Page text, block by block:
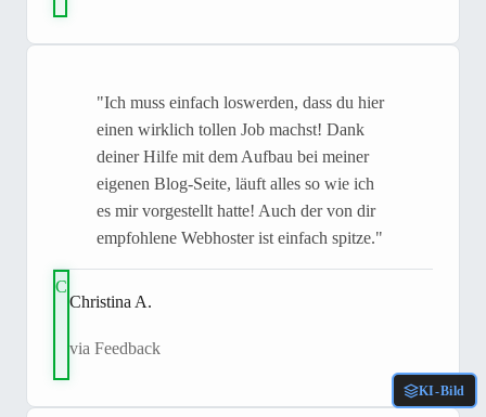
KI-Bild
"Ich muss einfach loswerden, dass du hier
einen wirklich tollen Job machst! Dank
deiner Hilfe mit dem Aufbau bei meiner
eigenen Blog-Seite, läuft alles so wie ich
es mir vorgestellt hatte! Auch der von dir
empfohlene Webhoster ist einfach spitze."
C
Christina A.
via Feedback